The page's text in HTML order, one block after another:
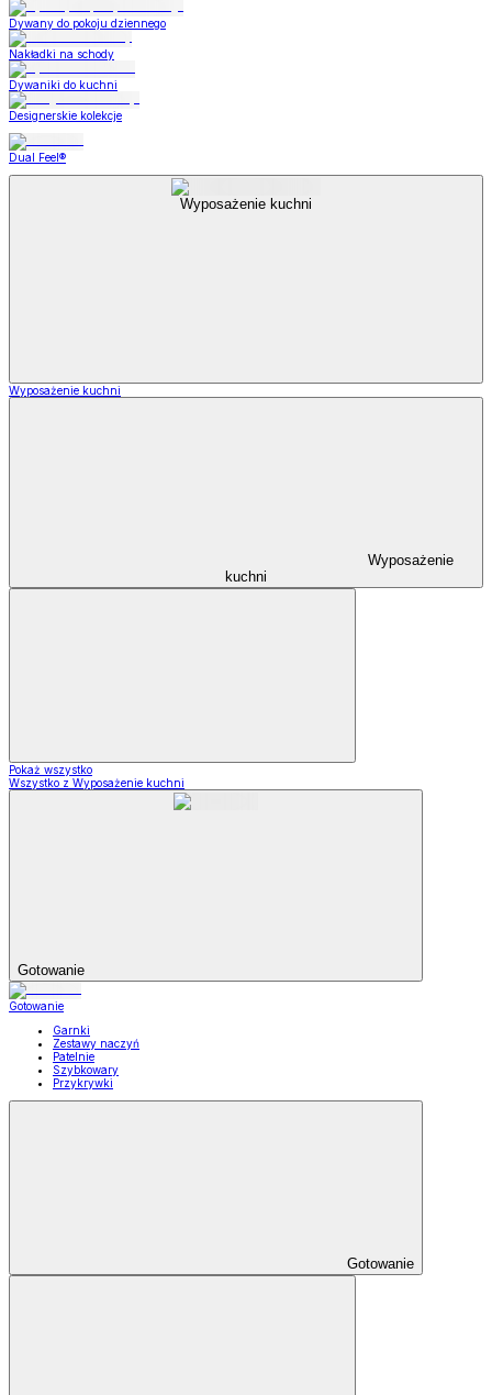
Dywany do pokoju dziennego
Nakładki na schody
Dywaniki do kuchni
Designerskie kolekcje
Dual Feel®
Wyposażenie kuchni
Wyposażenie kuchni
Wyposażenie
kuchni
Pokaż wszystko
Wszystko z Wyposażenie kuchni
Gotowanie
Gotowanie
Garnki
Zestawy naczyń
Patelnie
Szybkowary
Przykrywki
Gotowanie